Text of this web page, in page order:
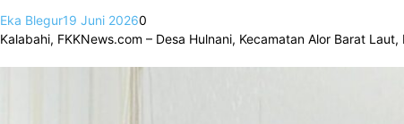
Eka Blegur19 Juni 20260
Kalabahi, FKKNews.com – Desa Hulnani, Kecamatan Alor Barat